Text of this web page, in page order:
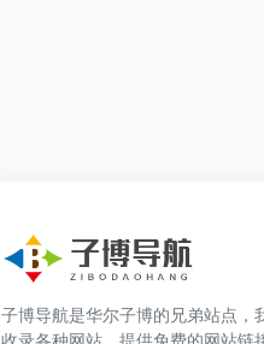
子博导航是华尔子博的兄弟站点，
收录各种网站，提供免费的网站链